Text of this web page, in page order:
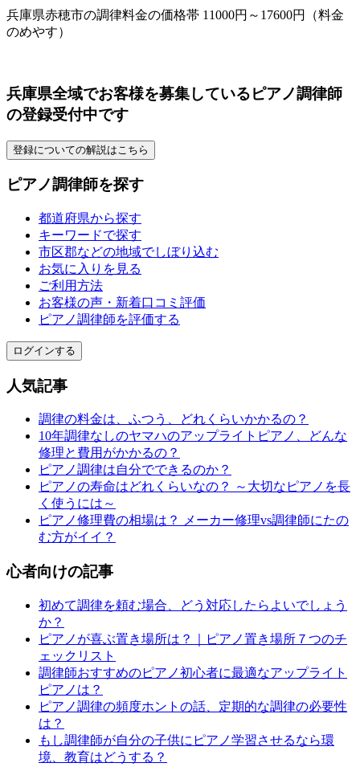
兵庫県赤穂市の調律料金の価格帯 11000円～17600円（料金
のめやす）
兵庫県全域でお客様を募集しているピアノ調律師
の登録受付中です
登録についての解説はこちら
ピアノ調律師を探す
都道府県から探す
キーワードで探す
市区郡などの地域でしぼり込む
お気に入りを見る
ご利用方法
お客様の声・新着口コミ評価
ピアノ調律師を評価する
ログインする
人気記事
調律の料金は、ふつう、どれくらいかかるの？
10年調律なしのヤマハのアップライトピアノ、どんな
修理と費用がかかるの？
ピアノ調律は自分でできるのか？
ピアノの寿命はどれくらいなの？ ～大切なピアノを長
く使うには～
ピアノ修理費の相場は？ メーカー修理vs調律師にたの
む方がイイ？
心者向けの記事
初めて調律を頼む場合、どう対応したらよいでしょう
か？
ピアノが喜ぶ置き場所は？｜ピアノ置き場所７つのチ
ェックリスト
調律師おすすめのピアノ初心者に最適なアップライト
ピアノは？
ピアノ調律の頻度ホントの話、定期的な調律の必要性
は？
もし調律師が自分の子供にピアノ学習させるなら環
境、教育はどうする？